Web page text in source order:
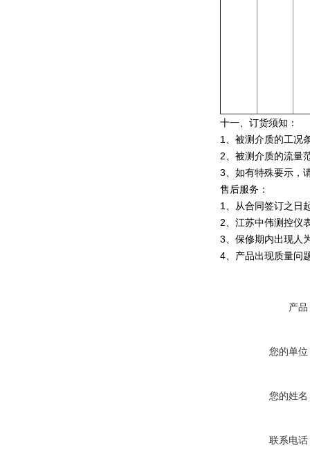
十一、订货须知：
1、被测介质的工况
2、被测介质的流量
3、如有特殊要示，
售后服务：
1、从合同签订之日
2、江苏中伟测控仪
3、保修期内出现人
4、产品出现质量问
产品
您的单位
您的姓名
联系电话